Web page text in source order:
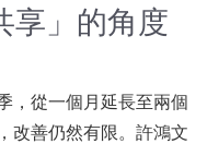
享」的角度
，從一個月延長至兩個
改善仍然有限。許鴻文